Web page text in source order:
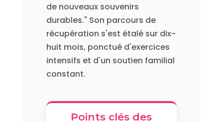
de nouveaux souvenirs
durables." Son parcours de
récupération s'est étalé sur dix-
huit mois, ponctué d'exercices
intensifs et d'un soutien familial
constant.
Points clés des